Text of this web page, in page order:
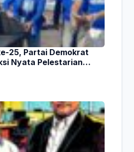
25, Partai Demokrat
Nyata Pelestarian